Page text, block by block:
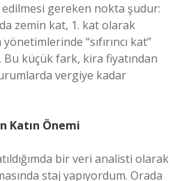
gereken nokta şudur:
zemin kat, 1. kat olarak
“sıfırıncı kat”
Bu küçük fark, kira fiyatından
vergiye kadar
Katın Önemi
bir veri analisti olarak
staj yapıyordum. Orada